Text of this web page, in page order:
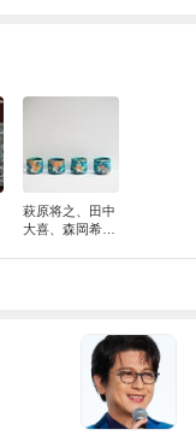
萩原将之、田中
大喜、森岡希世